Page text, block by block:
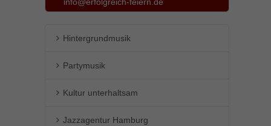
Hintergrundmusik
Partymusik
Kultur unterhaltsam
Jazzagentur Hamburg